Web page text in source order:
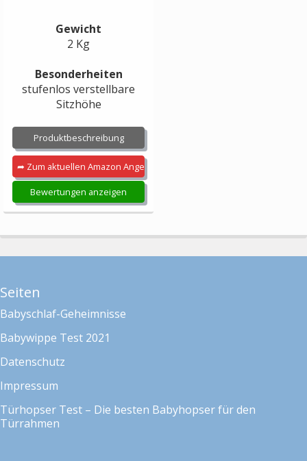
Gewicht
2 Kg
Besonderheiten
stufenlos verstellbare
Sitzhöhe
Produktbeschreibung
➦ Zum aktuellen Amazon Angebot
Bewertungen anzeigen
Seiten
Babyschlaf-Geheimnisse
Babywippe Test 2021
Datenschutz
Impressum
Türhopser Test – Die besten Babyhopser für den
Türrahmen